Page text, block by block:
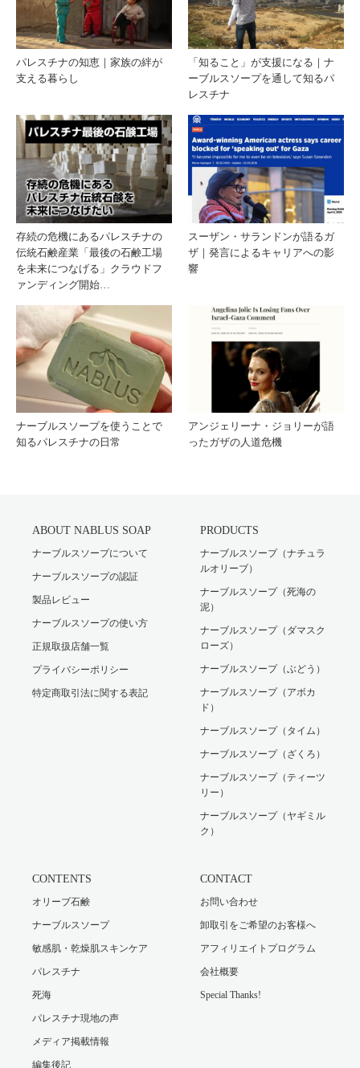
パレスチナの知恵｜家族の絆が
支える暮らし
「知ること」が支援になる｜ナ
ーブルスソープを通して知るパ
レスチナ
存続の危機にあるパレスチナの
伝統石鹸産業「最後の石鹸工場
を未来につなげる」クラウドフ
ァンディング開始…
スーザン・サランドンが語るガ
ザ｜発言によるキャリアへの影
響
ナーブルスソープを使うことで
知るパレスチナの日常
アンジェリーナ・ジョリーが語
ったガザの人道危機
ABOUT NABLUS SOAP
ナーブルスソープについて
ナーブルスソープの認証
製品レビュー
ナーブルスソープの使い方
正規取扱店舗一覧
プライバシーポリシー
特定商取引法に関する表記
PRODUCTS
ナーブルスソープ（ナチュラ
ルオリーブ）
ナーブルスソープ（死海の
泥）
ナーブルスソープ（ダマスク
ローズ）
ナーブルスソープ（ぶどう）
ナーブルスソープ（アボカ
ド）
ナーブルスソープ（タイム）
ナーブルスソープ（ざくろ）
ナーブルスソープ（ティーツ
リー）
ナーブルスソープ（ヤギミル
ク）
CONTENTS
オリーブ石鹸
ナーブルスソープ
敏感肌・乾燥肌スキンケア
パレスチナ
死海
パレスチナ現地の声
メディア掲載情報
編集後記
CONTACT
お問い合わせ
卸取引をご希望のお客様へ
アフィリエイトプログラム
会社概要
Special Thanks!